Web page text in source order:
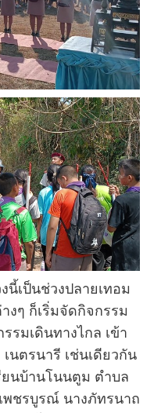
นี้เป็นช่วงปลายเทอม
งๆ ก็เริ่มจัดกิจกรรม
รมเดินทางไกล เข้า
นตรนารี เช่นเดียวกัน
ยนบ้านโนนตูม ตำบล
พชรบูรณ์ นางภัทรนาถ